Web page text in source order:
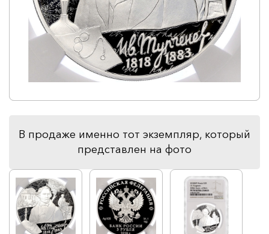
В продаже именно тот экземпляр, который
представлен на фото